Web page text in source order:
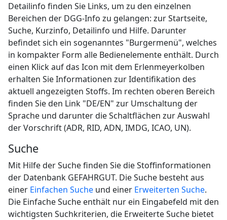
Detailinfo finden Sie Links, um zu den einzelnen
Bereichen der DGG-Info zu gelangen: zur Startseite,
Suche, Kurzinfo, Detailinfo und Hilfe. Darunter
befindet sich ein sogenanntes "Burgermenü", welches
in kompakter Form alle Bedienelemente enthält. Durch
einen Klick auf das Icon mit dem Erlenmeyerkolben
erhalten Sie Informationen zur Identifikation des
aktuell angezeigten Stoffs. Im rechten oberen Bereich
finden Sie den Link "DE/EN" zur Umschaltung der
Sprache und darunter die Schaltflächen zur Auswahl
der Vorschrift (ADR, RID, ADN, IMDG, ICAO, UN).
Suche
Mit Hilfe der Suche finden Sie die Stoffinformationen
der Datenbank GEFAHRGUT. Die Suche besteht aus
einer Einfachen Suche und einer Erweiterten Suche.
Die Einfache Suche enthält nur ein Eingabefeld mit den
wichtigsten Suchkriterien, die Erweiterte Suche bietet